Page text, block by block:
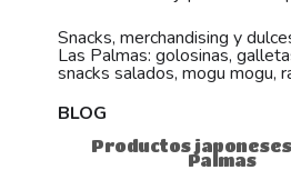
Snacks, merchandising y
Las Palmas: golosinas,
snacks salados, mogu mogu,
BLOG
Productos japoneses
Palmas